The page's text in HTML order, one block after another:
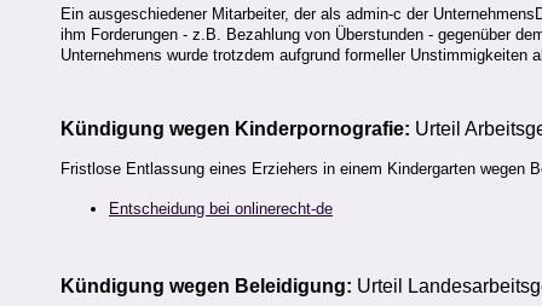
Ein ausgeschiedener Mitarbeiter, der als admin-c der
ihm Forderungen - z.B. Bezahlung von Überstunden - gegenüber
Unternehmens wurde trotzdem aufgrund formeller Unstimmigkeiten
Kündigung wegen Kinderpornografie: Urteil
Fristlose Entlassung eines Erziehers in einem Kindergarten wegen
Entscheidung bei onlinerecht-de
Kündigung wegen Beleidigung: Urteil